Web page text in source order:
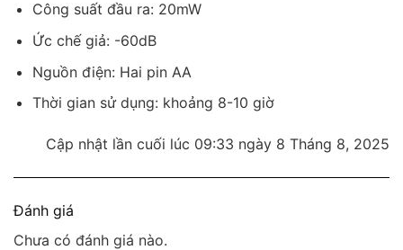
Công suất đầu ra: 20mW
Ức chế giả: -60dB
Nguồn điện: Hai pin AA
Thời gian sử dụng: khoảng 8-10 giờ
Cập nhật lần cuối lúc 09:33 ngày 8 Tháng 8, 2025
Đánh giá
Chưa có đánh giá nào.